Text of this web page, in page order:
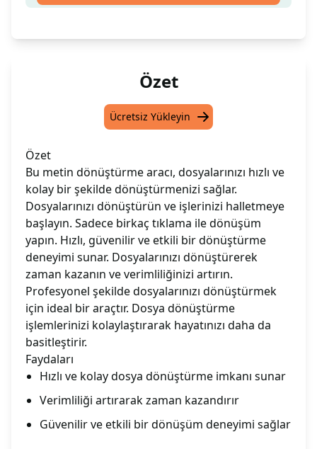
Özet
Ücretsiz Yükleyin
Özet
Bu metin dönüştürme aracı, dosyalarınızı hızlı ve
kolay bir şekilde dönüştürmenizi sağlar.
Dosyalarınızı dönüştürün ve işlerinizi halletmeye
başlayın. Sadece birkaç tıklama ile dönüşüm
yapın. Hızlı, güvenilir ve etkili bir dönüştürme
deneyimi sunar. Dosyalarınızı dönüştürerek
zaman kazanın ve verimliliğinizi artırın.
Profesyonel şekilde dosyalarınızı dönüştürmek
için ideal bir araçtır. Dosya dönüştürme
işlemlerinizi kolaylaştırarak hayatınızı daha da
basitleştirir.
Faydaları
Hızlı ve kolay dosya dönüştürme imkanı sunar
Verimliliği artırarak zaman kazandırır
Güvenilir ve etkili bir dönüşüm deneyimi sağlar